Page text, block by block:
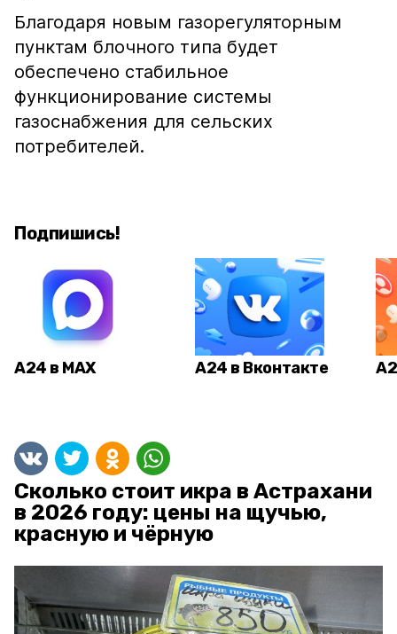
Благодаря новым газорегуляторным
пунктам блочного типа будет
обеспечено стабильное
функционирование системы
газоснабжения для сельских
потребителей.
Подпишись!
А24 в MAX А24 в Вконтакте
Сколько стоит икра в Астрахани
в 2026 году: цены на щучью,
красную и чёрную